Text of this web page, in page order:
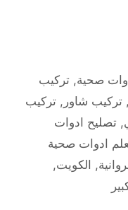
صحية,تركيب
, تركيب شاور , تركيب
, تصليح ادوات
ادوات صحية
, الكويت,